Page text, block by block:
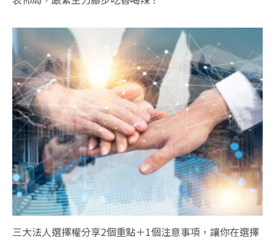
三大法人選擇權分享2個重點＋1個注意事項，讓你在選擇